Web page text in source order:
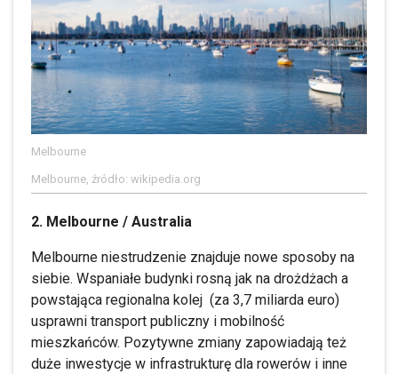
Melbourne
Melbourne, źródło: wikipedia.org
2. Melbourne / Australia
Melbourne niestrudzenie znajduje nowe sposoby na
siebie. Wspaniałe budynki rosną jak na drożdżach a
powstająca regionalna kolej (za 3,7 miliarda euro)
usprawni transport publiczny i mobilność
mieszkańców. Pozytywne zmiany zapowiadają też
duże inwestycje w infrastrukturę dla rowerów i inne